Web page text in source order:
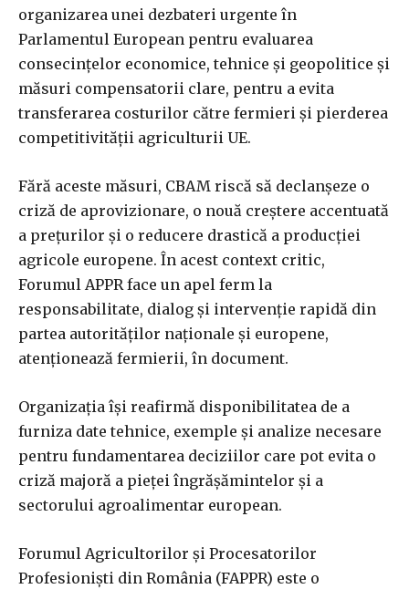
organizarea unei dezbateri urgente în
Parlamentul European pentru evaluarea
consecinţelor economice, tehnice şi geopolitice şi
măsuri compensatorii clare, pentru a evita
transferarea costurilor către fermieri şi pierderea
competitivităţii agriculturii UE.
Fără aceste măsuri, CBAM riscă să declanşeze o
criză de aprovizionare, o nouă creştere accentuată
a preţurilor şi o reducere drastică a producţiei
agricole europene. În acest context critic,
Forumul APPR face un apel ferm la
responsabilitate, dialog şi intervenţie rapidă din
partea autorităţilor naţionale şi europene,
atenţionează fermierii, în document.
Organizaţia îşi reafirmă disponibilitatea de a
furniza date tehnice, exemple şi analize necesare
pentru fundamentarea deciziilor care pot evita o
criză majoră a pieţei îngrăşămintelor şi a
sectorului agroalimentar european.
Forumul Agricultorilor şi Procesatorilor
Profesionişti din România (FAPPR) este o